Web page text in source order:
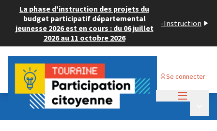
La phase d'instruction des projets du
budget participatif départemental
jeunesse 2026 est en cours : du 06 juillet
2026 au 11 octobre 2026
-Instruction
Se connecter
Budget Participatif ADULTE 2024
💡 Déposer un projet